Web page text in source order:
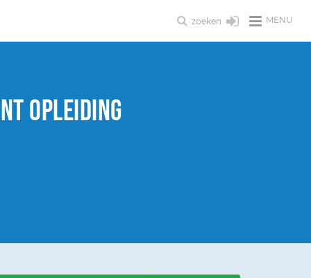
MENU
zoeken
opleiding